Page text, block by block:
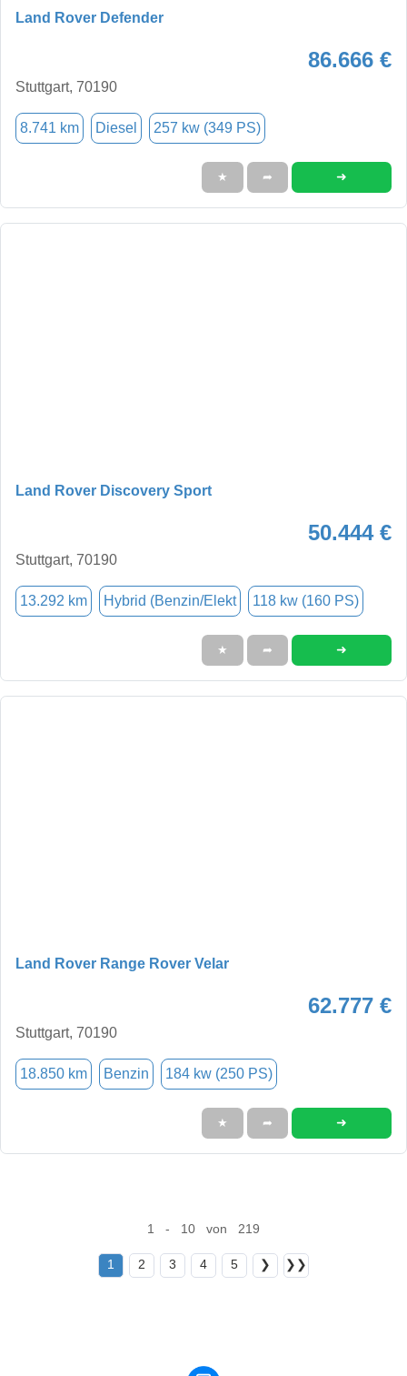
Land Rover Defender
86.666 €
Stuttgart, 70190
8.741 km Diesel 257 kw (349 PS)
★ ➦ ➜
Land Rover Discovery Sport
50.444 €
Stuttgart, 70190
13.292 km Hybrid (Benzin/Elekt 118 kw (160 PS)
★ ➦ ➜
Land Rover Range Rover Velar
62.777 €
Stuttgart, 70190
18.850 km Benzin 184 kw (250 PS)
★ ➦ ➜
1 - 10 von 219
1 2 3 4 5 ❯ ❯❯